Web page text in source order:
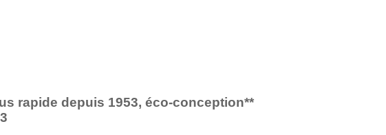
rapide depuis 1953, éco-conception**